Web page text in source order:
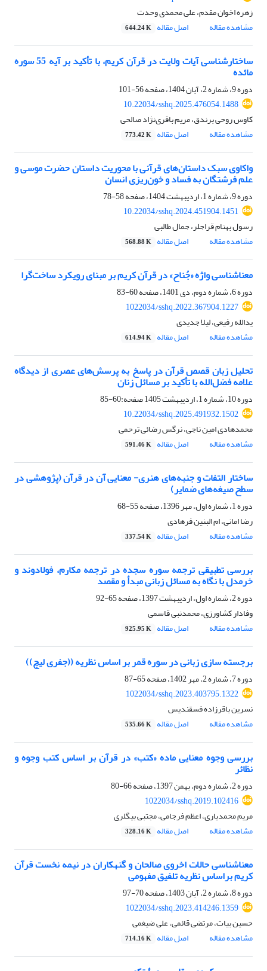
زهره اخوان مقدم، علی محمدی وحدت
مشاهده مقاله
اصل مقاله 644.24 K
ساختارشناسی آیات ولایت در قرآن کریم، با تأکید بر آیه 55 سوره
مائده
دوره 9، شماره 2، آبان 1404، صفحه
56-101
10.22034/sshq.2025.476054.1488
کاوس روحی برندق، مریم باقری‌نژاد صالحی
مشاهده مقاله
اصل مقاله 773.42 K
واکاوی سبک داستان‌های قرآنی با محوریت داستان حضرت موسی و
علم فرشتگان به فساد و خون‌ریزی انسان
دوره 9، شماره 1، اردیبهشت 1404، صفحه
58-78
10.22034/sshq.2024.451904.1451
رسول بهنام قراجلر، جمال طالبی
مشاهده مقاله
اصل مقاله 568.88 K
معناشناسی واژه «جُناح» در قرآن کریم بر مبنای رویکرد ساخت‌گرا
دوره 6، شماره دوم، دی 1401، صفحه
60-83
1022034/sshq.2022.367904.1227
یدالله رفیعی، لیلا جدیدی
مشاهده مقاله
اصل مقاله 614.94 K
تحلیل زبان قصص قرآن در پاسخ به پرسش‌های عصری از دیدگاه
علامه فضل‌الله با تأکید بر مسائل زنان
دوره 10، شماره 1، اردیبهشت 1405
صفحه:60-85
10.22034/sshq.2025.491932.1502
محمدهادی امین ناجی، نرگس رضائی ترحمی
مشاهده مقاله
اصل مقاله 591.46 K
ساختار التفات و جنبه‌های هنری- معنایی آن در قرآن (پژوهشی در
سطح صیغه‌های ضمایر)
دوره 1، شماره اول، مهر 1396، صفحه
55-68
رضا امانی، ام البنین فرهادی
مشاهده مقاله
اصل مقاله 337.54 K
بررسی تطبیقی ترجمه‏ سوره سجده در ترجمه مکارم، فولادوند و
خرم‏دل با نگاه به مسائل زبانی مبدأ و مقصد
دوره 2، شماره اول، اردیبهشت 1397، صفحه
65-92
وفادار کشاورزی، محمدنبی قاسمی
مشاهده مقاله
اصل مقاله 925.95 K
برجسته سازی زبانی در سوره قمر بر اساس نظریه ((جفری لیچ))
دوره 7، شماره 2، مهر 1402، صفحه
65-87
1022034/sshq.2023.403795.1322
نسرین باقرزاده فسقندیس
مشاهده مقاله
اصل مقاله 535.66 K
بررسی وجوه معنایی ماده «کتب» در قرآن بر اساس کتب وجوه و
نظائر
دوره 2، شماره دوم، بهمن 1397، صفحه
66-80
1022034/sshq.2019.102416
مریم محمدیاری، اعظم فرجامی، مجتبی بیگلری
مشاهده مقاله
اصل مقاله 328.16 K
معناشناسی حالات اخروی صالحان و گنهکاران در نیمه نخست قرآن
کریم براساس نظریه تلفیق مفهومی
دوره 8، شماره 2، آبان 1403، صفحه
70-97
1022034/sshq.2023.414246.1359
حسین بیات، مرتضی قائمی، علی ضیغمی
مشاهده مقاله
اصل مقاله 714.16 K